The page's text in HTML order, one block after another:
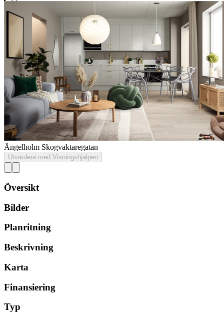
Ängelholm Skogvaktaregatan
Utvärdera med Visningshjälpen
Översikt
Bilder
Planritning
Beskrivning
Karta
Finansiering
Typ